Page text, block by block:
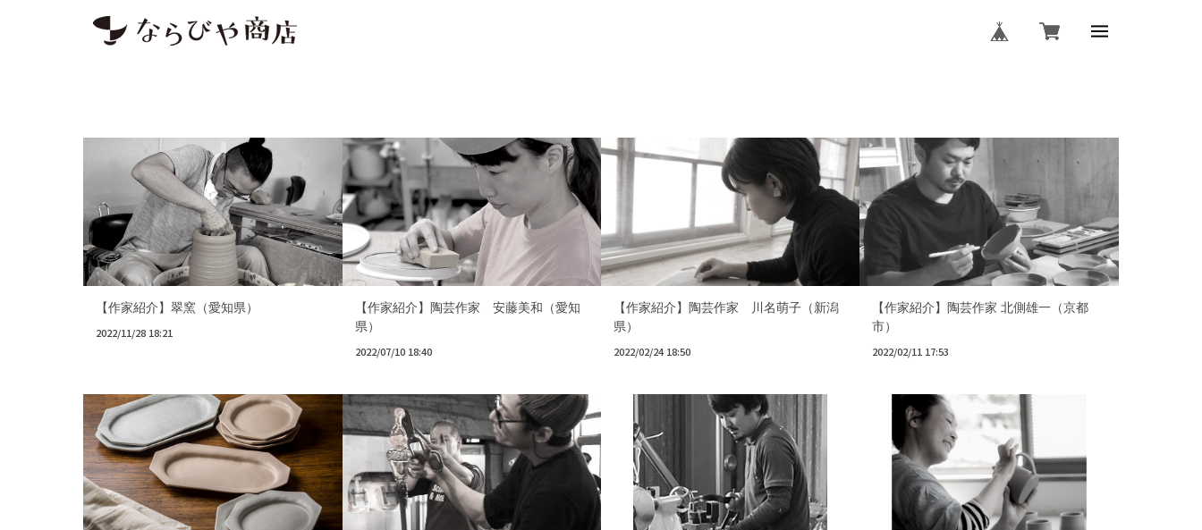
【作家紹介】翠窯（愛知県）
2022/11/28 18:21
【作家紹介】陶芸作家 安藤美和（愛知
県）
2022/07/10 18:40
【作家紹介】陶芸作家 川名萌子（新潟
県）
2022/02/24 18:50
【作家紹介】陶芸作家 北側雄一（京都
市）
2022/02/11 17:53